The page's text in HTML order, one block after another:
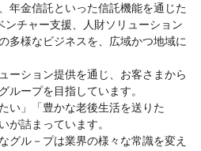
年金信託といった信託機能を通じた
ンチャー支援、人財ソリューション
多様なビジネスを、広域かつ地域に
ーション提供を通じ、お客さまから
ループを目指しています。
い」「豊かな老後生活を送りた
が詰まっています。
グル－プは業界の様々な常識を変え